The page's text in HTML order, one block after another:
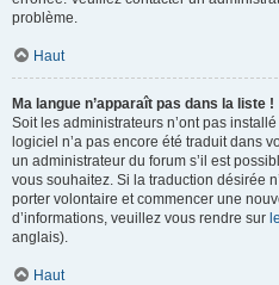
problème.
Haut
Ma langue n’apparaît pas dans la liste !
Soit les administrateurs n’ont pas
logiciel n’a pas encore été traduit dans
un administrateur du forum s’il est
vous souhaitez. Si la traduction désirée
porter volontaire et commencer une
d’informations, veuillez vous rendre sur
anglais).
Haut